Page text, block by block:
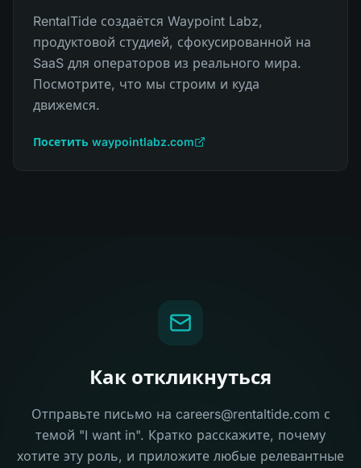
RentalTide создаётся Waypoint Labz,
продуктовой студией, сфокусированной на
SaaS для операторов из реального мира.
Посмотрите, что мы строим и куда
движемся.
Посетить waypointlabz.com
Как откликнуться
Отправьте письмо на careers@rentaltide.com с
темой "I want in". Кратко расскажите, почему
хотите эту роль, и приложите любые релевантные